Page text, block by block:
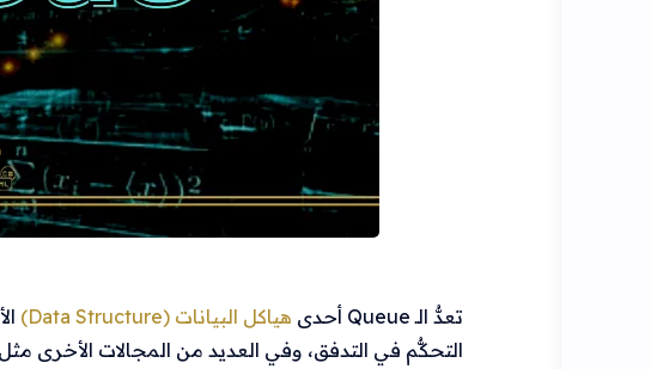
تعدُّ الـ Queue أحدى هياكل البيانات (Data Structure)
التحكُّم في التدفق، وفي العديد من المجالات الأخرى